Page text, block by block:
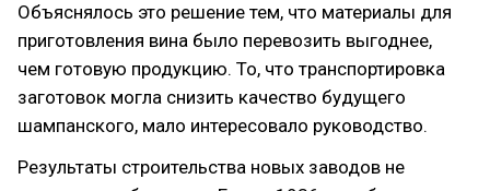
Объяснялось это решение тем, что материалы для
приготовления вина было перевозить выгоднее,
чем готовую продукцию. То, что транспортировка
заготовок могла снизить качество будущего
шампанского, мало интересовало руководство.
Результаты строительства новых заводов не